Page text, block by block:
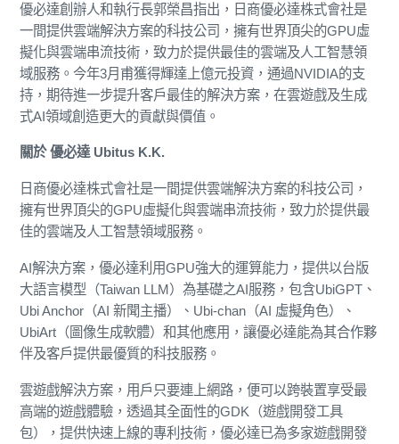
優必達創辦人和執行長郭榮昌指出，日商優必達株式會社是
一間提供雲端解決方案的科技公司，擁有世界頂尖的GPU虛
擬化與雲端串流技術，致力於提供最佳的雲端及人工智慧領
域服務。今年3月甫獲得輝達上億元投資，通過NVIDIA的支
持，期待進一步提升客戶最佳的解決方案，在雲遊戲及生成
式AI領域創造更大的貢獻與價值。
關於 優必達 Ubitus K.K.
日商優必達株式會社是一間提供雲端解決方案的科技公司，
擁有世界頂尖的GPU虛擬化與雲端串流技術，致力於提供最
佳的雲端及人工智慧領域服務。
AI解決方案，優必達利用GPU強大的運算能力，提供以台版
大語言模型（Taiwan LLM）為基礎之AI服務，包含UbiGPT、
Ubi Anchor（AI 新聞主播）、Ubi-chan（AI 虛擬角色）、
UbiArt（圖像生成軟體）和其他應用，讓優必達能為其合作夥
伴及客戶提供最優質的科技服務。
雲遊戲解決方案，用戶只要連上網路，便可以跨裝置享受最
高端的遊戲體驗，透過其全面性的GDK（遊戲開發工具
包），提供快速上線的專利技術，優必達已為多家遊戲開發